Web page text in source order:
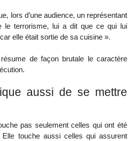
lors d’une audience, un représentant
le terrorisme, lui a dit que ce qui lui
elle était sortie de sa cuisine ».
de façon brutale le caractère
aussi de se mettre
pas seulement celles qui ont été
Elle touche aussi celles qui assurent